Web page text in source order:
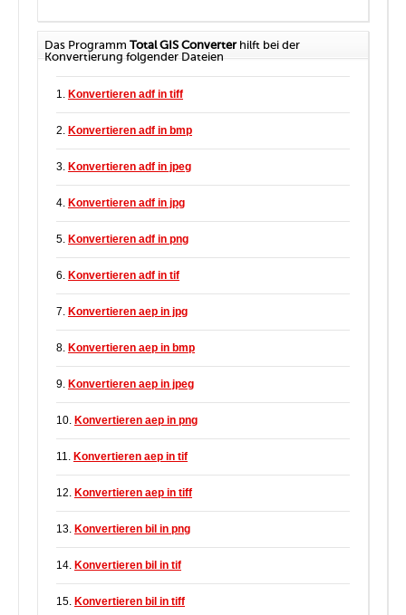
Das Programm Total GIS Converterhilft bei der
Konvertierung folgender Dateien
1. Konvertieren adf in tiff
2. Konvertieren adf in bmp
3. Konvertieren adf in jpeg
4. Konvertieren adf in jpg
5. Konvertieren adf in png
6. Konvertieren adf in tif
7. Konvertieren aep in jpg
8. Konvertieren aep in bmp
9. Konvertieren aep in jpeg
10. Konvertieren aep in png
11. Konvertieren aep in tif
12. Konvertieren aep in tiff
13. Konvertieren bil in png
14. Konvertieren bil in tif
15. Konvertieren bil in tiff